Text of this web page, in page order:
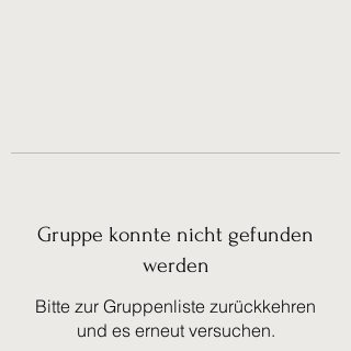
Gruppe konnte nicht gefunden
werden
Bitte zur Gruppenliste zurückkehren
und es erneut versuchen.